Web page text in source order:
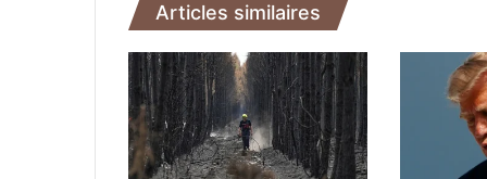
r
o
n
d
d
e
f
Articles similaires